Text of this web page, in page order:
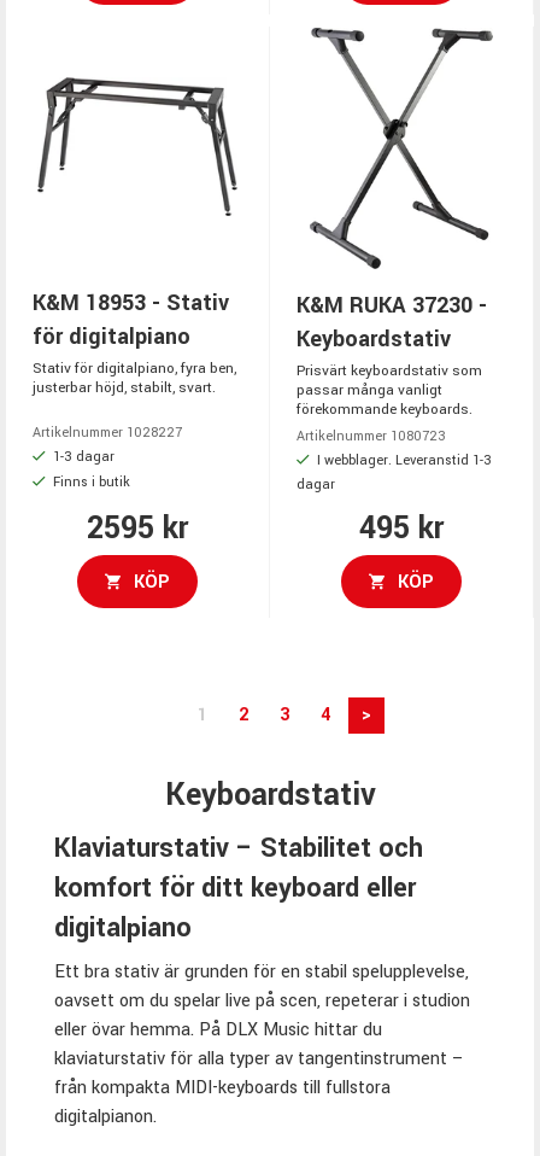
K&M 18953 - Stativ
för digitalpiano
Stativ för digitalpiano, fyra ben,
justerbar höjd, stabilt, svart.
Artikelnummer 1028227
1-3 dagar
Finns i butik
2595 kr
KÖP
K&M RUKA 37230 -
Keyboardstativ
Prisvärt keyboardstativ som
passar många vanligt
förekommande keyboards.
Artikelnummer 1080723
I webblager. Leveranstid 1-3
dagar
495 kr
KÖP
1 2 3 4 >
Keyboardstativ
Klaviaturstativ – Stabilitet och
komfort för ditt keyboard eller
digitalpiano
Ett bra stativ är grunden för en stabil spelupplevelse,
oavsett om du spelar live på scen, repeterar i studion
eller övar hemma. På DLX Music hittar du
klaviaturstativ för alla typer av tangentinstrument –
från kompakta MIDI-keyboards till fullstora
digitalpianon.